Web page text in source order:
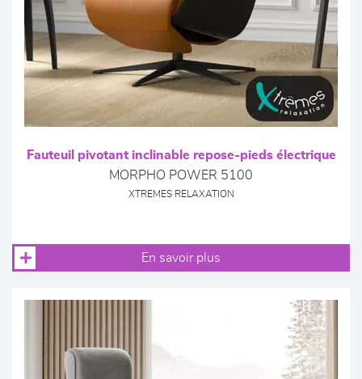
Fauteuil pivotant inclinable repose-pieds électrique
MORPHO POWER 5100
XTREMES RELAXATION
En savoir plus